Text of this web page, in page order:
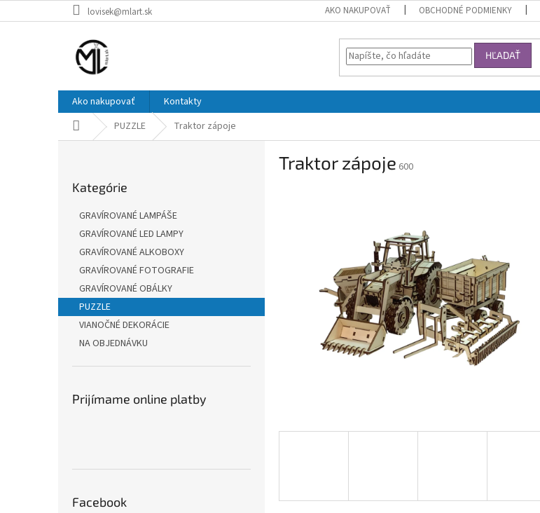
na
lovisek@mlart.sk AKO NAKUPOVAŤ OBCHODNÉ PODMIENKY
HĽADAŤ
Ako nakupovať
Kontakty
DomovPUZZLE Traktor zápoje
kategórie
Kategórie
GRAVÍROVANÉ LAMPÁŠE
GRAVÍROVANÉ LED LAMPY
GRAVÍROVANÉ ALKOBOXY
GRAVÍROVANÉ FOTOGRAFIE
GRAVÍROVANÉ OBÁLKY
PUZZLE
VIANOČNÉ DEKORÁCIE
NA OBJEDNÁVKU
Prijímame online platby
Facebook
Traktor zápoje 600